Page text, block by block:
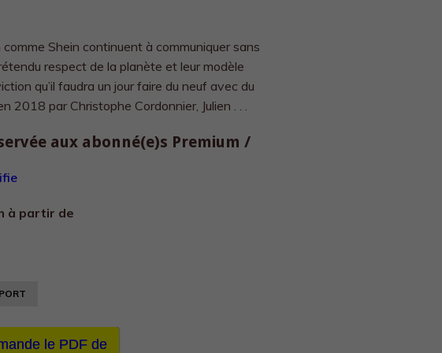
Shein continuent à communiquer sans
respect de la planète et leur modèle
qu’il faudra un jour faire du neuf avec du
2018 par Christophe Cordonnier, Julien . . .
aux abonné(e)s Premium /
à partir de
le PDF de